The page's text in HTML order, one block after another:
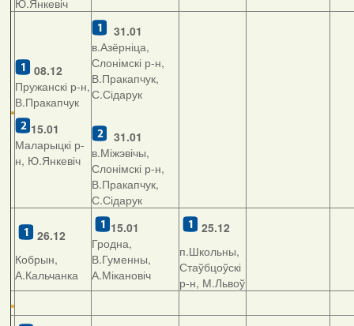
Ю.Янкевіч
08.12
Пружанскі р-н,
В.Пракапчук
15.01
Маларыцкі р-
н, Ю.Янкевіч
31.01
в.Азёрніца,
Слонімскі р-н,
В.Пракапчук,
С.Сідарук
31.01
в.Міжэвічы,
Слонімскі р-н,
В.Пракапчук,
С.Сідарук
26.12
Кобрын,
А.Кальчанка
15.01
Гродна,
В.Гуменны,
А.Мікановіч
25.12
п.Школьны,
Стаўбцоўскі
р-н, М.Львоў